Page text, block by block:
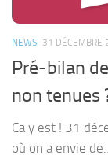
NEWS 31 DÉCEMBRE
Pré-bilan
non tenues
Ca y est ! 31
où on a envie